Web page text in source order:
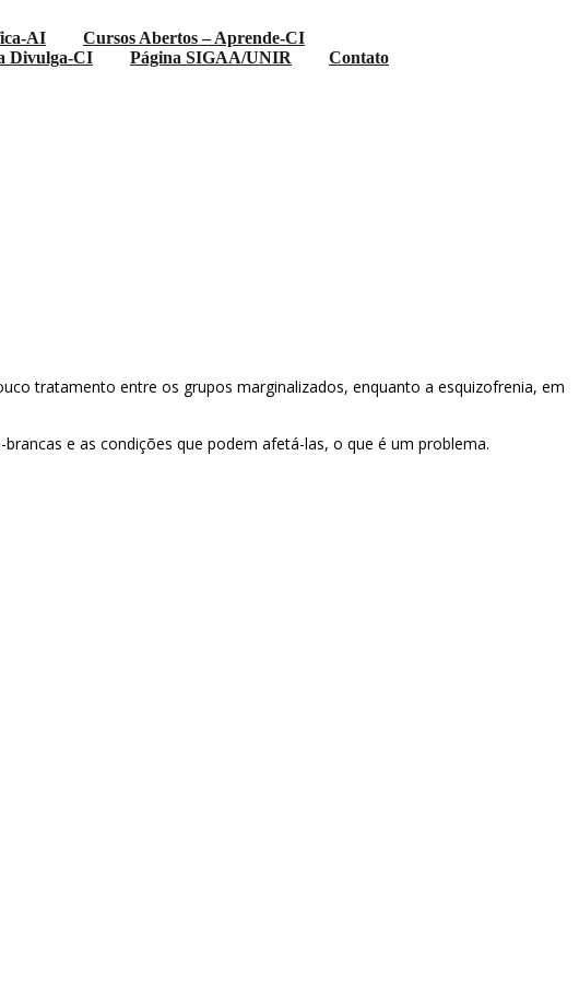
AI
Cursos Abertos – Aprende-CI
Divulga-CI
Página SIGAA/UNIR Contato
tratamento entre os grupos marginalizados, enquanto a esquizofrenia, em
e as condições que podem afetá-las, o que é um problema.